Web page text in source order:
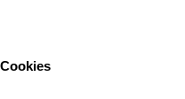
Cookies